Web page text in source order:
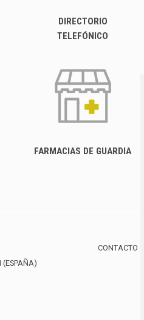
DIRECTORIO
TELEFÓNICO
FARMACIAS DE GUARDIA
(ESPAÑA)
CONTACTO